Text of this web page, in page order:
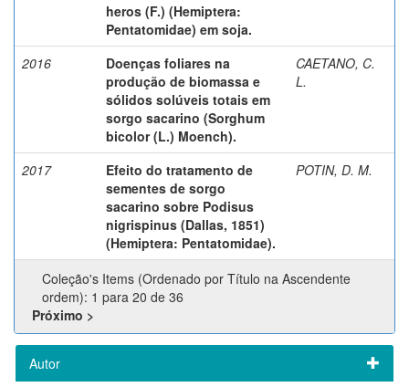
heros (F.) (Hemiptera:
Pentatomidae) em soja.
2016
Doenças foliares na
produção de biomassa e
sólidos solúveis totais em
sorgo sacarino (Sorghum
bicolor (L.) Moench).
CAETANO, C.
L.
2017
Efeito do tratamento de
sementes de sorgo
sacarino sobre Podisus
nigrispinus (Dallas, 1851)
(Hemiptera: Pentatomidae).
POTIN, D. M.
Coleção's Items (Ordenado por Título na Ascendente
ordem): 1 para 20 de 36
Próximo >
Autor